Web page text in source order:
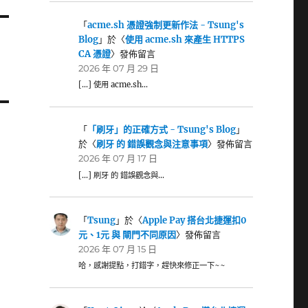
「acme.sh 憑證強制更新作法 - Tsung's
Blog」於〈使用 acme.sh 來產生 HTTPS
CA 憑證〉發佈留言
2026 年 07 月 29 日
[…] 使用 acme.sh…
「 「刷牙」的正確方式 - Tsung's Blog」
於〈刷牙 的 錯誤觀念與注意事項〉發佈留言
2026 年 07 月 17 日
[…] 刷牙 的 錯誤觀念與…
「Tsung」於〈Apple Pay 搭台北捷運扣0
元、1元 與 閘門不同原因〉發佈留言
2026 年 07 月 15 日
哈，感謝提點，打錯字，趕快來修正一下~~